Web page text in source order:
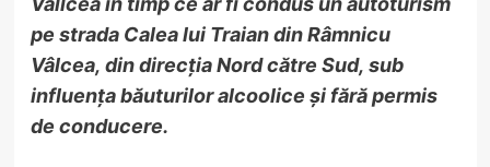
pe strada Calea lui Traian din Râmnicu
Vâlcea, din direcția Nord către Sud, sub
influența băuturilor alcoolice și fără permis
de conducere.